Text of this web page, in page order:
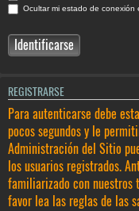
Ocultar mi estado de conexión
REGISTRARSE
Para autenticarse debe
pocos segundos y le
Administración del Sitio
los usuarios registrados.
familiarizado con nuestros
favor lea las reglas de las